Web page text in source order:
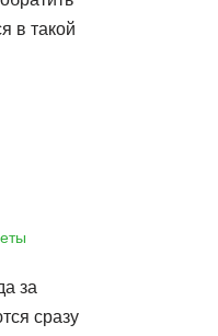
в такой
за
сразу